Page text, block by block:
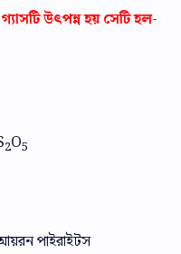
উৎপন্ন হয় সেটি হল-
2O5
আয়রন পাইরাইটস